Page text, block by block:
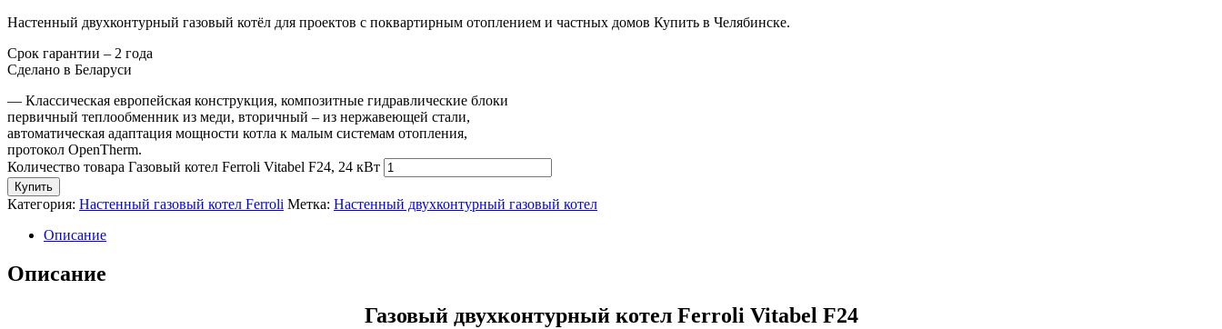
Настенный двухконтурный газовый котёл для проектов с поквартирным отоплением и частных домов Купить в Челябинске.
Срок гарантии – 2 года
Сделано в Беларуси
— Классическая европейская конструкция, композитные гидравлические блоки
первичный теплообменник из меди, вторичный – из нержавеющей стали,
автоматическая адаптация мощности котла к малым системам отопления,
протокол OpenTherm.
Количество товара Газовый котел Ferroli Vitabel F24, 24 кВт
Купить
Категория: Настенный газовый котел Ferroli Метка: Настенный двухконтурный газовый котел
Описание
Описание
Газовый двухконтурный котел Ferroli Vitabel F24